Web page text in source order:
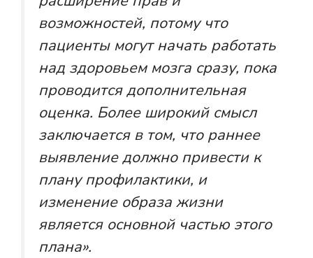
возможностей, потому что
пациенты могут начать работать
над здоровьем мозга сразу, пока
проводится дополнительная
оценка. Более широкий смысл
заключается в том, что раннее
выявление должно привести к
плану профилактики, и
изменение образа жизни
является основной частью этого
плана».